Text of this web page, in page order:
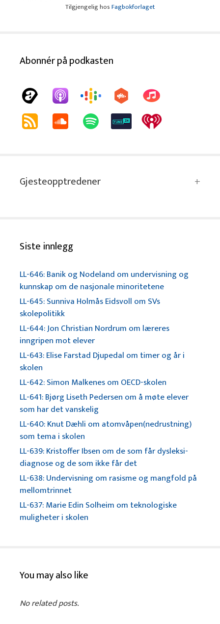
Tilgjengelig hosFagbokforlaget
Abonnér på podkasten
Gjesteopptredener
Siste innlegg
LL-646: Banik og Nodeland om undervisning og
kunnskap om de nasjonale minoritetene
LL-645: Sunniva Holmås Eidsvoll om SVs
skolepolitikk
LL-644: Jon Christian Nordrum om læreres
inngripen mot elever
LL-643: Elise Farstad Djupedal om timer og år i
skolen
LL-642: Simon Malkenes om OECD-skolen
LL-641: Bjørg Liseth Pedersen om å møte elever
som har det vanskelig
LL-640: Knut Dæhli om atomvåpen(nedrustning)
som tema i skolen
LL-639: Kristoffer Ibsen om de som får dysleksi-
diagnose og de som ikke får det
LL-638: Undervisning om rasisme og mangfold på
mellomtrinnet
LL-637: Marie Edin Solheim om teknologiske
muligheter i skolen
You may also like
No related posts.